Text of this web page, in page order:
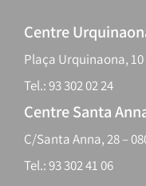
Centre
Plaça Urquinaona,
Tel.: 93 302 02 24
Centre Santa
C/Santa Anna, 28 –
Tel.: 93 302 41 06